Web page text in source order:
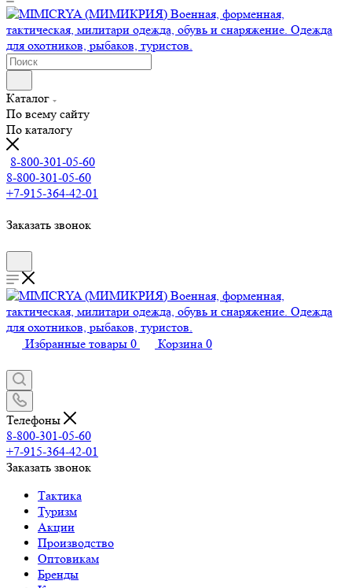
Каталог
По всему сайту
По каталогу
8-800-301-05-60
8-800-301-05-60
+7-915-364-42-01
Заказать звонок
Избранные товары 0 Корзина 0
Телефоны
8-800-301-05-60
+7-915-364-42-01
Заказать звонок
Тактика
Туризм
Акции
Производство
Оптовикам
Бренды